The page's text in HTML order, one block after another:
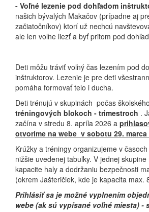
- Voľné lezenie pod dohľadom
našich bývalých Makačov (prípadne aj
začiatočníkov) ktorí už nechcú
ale len voľne liezť a byť pritom pod
Deti môžu tráviť voľný čas lezením pod
inštruktorov. Lezenie je pre deti
pomáha formovať telo i ducha.
Deti trénujú v skupinách počas
tréningových blokoch - trimestroch .
začína v stredu 8. apríla 2026 a
otvoríme na webe v sobotu 29. marca
Krúžky a tréningy organizujeme v
nižšie uvedenej tabuľky. V jednej
kapacite haly a dodržaniu bezpečnosti
(okrem Jašteričiek, kde je kapacita max.
Prihlásiť sa je možné vyplnením
webe (ak sú vypísané voľné miesta) -